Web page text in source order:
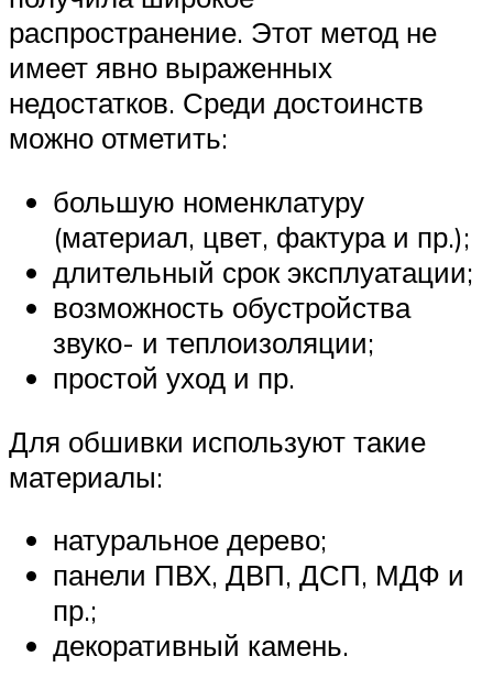
распространение. Этот метод не
имеет явно выраженных
недостатков. Среди достоинств
можно отметить:
большую номенклатуру
(материал, цвет, фактура и пр.);
длительный срок эксплуатации;
возможность обустройства
звуко- и теплоизоляции;
простой уход и пр.
Для обшивки используют такие
материалы:
натуральное дерево;
панели ПВХ, ДВП, ДСП, МДФ и
пр.;
декоративный камень.